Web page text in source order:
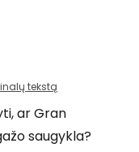
tekstą
ar Gran
saugykla?